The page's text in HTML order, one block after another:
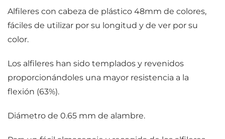
Alfileres con cabeza de plástico 48mm de colores,
fáciles de utilizar por su longitud y de ver por su
color.
Los alfileres han sido templados y revenidos
proporcionándoles una mayor resistencia a la
flexión (63%).
Diámetro de 0.65 mm de alambre.